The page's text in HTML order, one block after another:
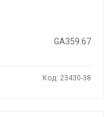
GA359.67
Код: 23430-38